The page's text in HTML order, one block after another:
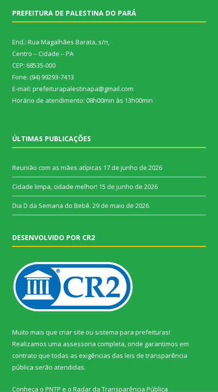
PREFEITURA DE PALESTINA DO PARÁ
End.: Rua Magalhães Barata, s/n,
Centro – Cidade – PA
CEP: 68535-000
Fone: (94) 99293-7413
E-mail: prefeiturapalestinapa@gmail.com
Horário de atendimento: 08h00min às 13h00min
ÚLTIMAS PUBLICAÇÕES
Reunião com as mães atípicas 17 de junho de 2026
Cidade limpa, cidade melhor! 15 de junho de 2026
Dia D da Semana do Bebê. 29 de maio de 2026
DESENVOLVIDO POR CR2
Muito mais que criar site ou sistema para prefeituras!
Realizamos uma assessoria completa, onde garantimos em
contrato que todas as exigências das leis de transparência
pública serão atendidas.
Conheça o PNTP e o Radar da Transparência Pública